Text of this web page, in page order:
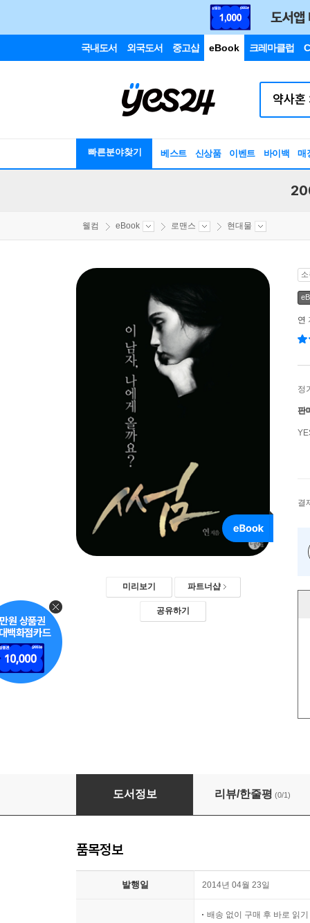
국내도서 외국도서 중고샵 eBook 크레마클럽
빠른분야찾기 베스트 신상품 이벤트 바이백 매
웰컴 eBook 로맨스 현대물
미리보기 파트너샵
공유하기
연
정
판
결
도서정보 리뷰/한줄평 (0/1)
품목정보
발행일 2014년 04월 23일
배송 없이 구매 후 바로 읽기